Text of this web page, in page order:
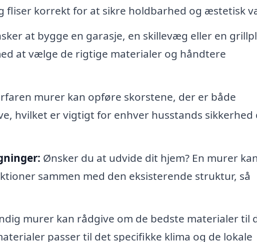
fliser korrekt for at sikre holdbarhed og æstetisk
at bygge en garasje, en skillevæg eller en
at vælge de rigtige materialer og håndtere
murer kan opføre skorstene, der er både
hvilket er vigtigt for enhver husstands sikkerhed
Ønsker du at udvide dit hjem? En murer
sammen med den eksisterende struktur, så
murer kan rådgive om de bedste materialer til
passer til det specifikke klima og de lokale